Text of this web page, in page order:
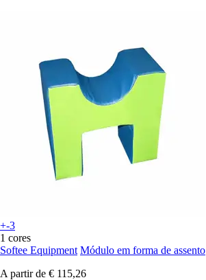
+-3
1 cores
Softee Equipment Módulo em forma de assento
A partir de € 115,26